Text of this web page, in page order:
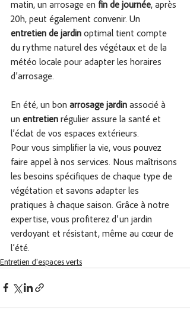
matin, un arrosage en fin de journée, après
20h, peut également convenir. Un
entretien de jardin optimal tient compte
du rythme naturel des végétaux et de la
météo locale pour adapter les horaires
d’arrosage.
En été, un bon arrosage jardin associé à
un entretien régulier assure la santé et
l’éclat de vos espaces extérieurs.
Pour vous simplifier la vie, vous pouvez
faire appel à nos services. Nous maîtrisons
les besoins spécifiques de chaque type de
végétation et savons adapter les
pratiques à chaque saison. Grâce à notre
expertise, vous profiterez d’un jardin
verdoyant et résistant, même au cœur de
l’été.
Entretien d'espaces verts